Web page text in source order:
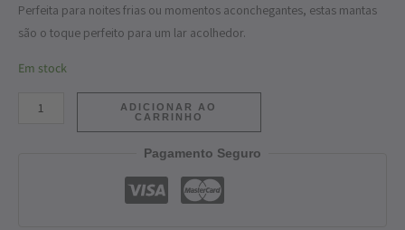
Perfeita para noites frias ou momentos aconchegantes, estas mantas
são o toque perfeito para um lar acolhedor.
Em stock
ADICIONAR AO
CARRINHO
Pagamento Seguro